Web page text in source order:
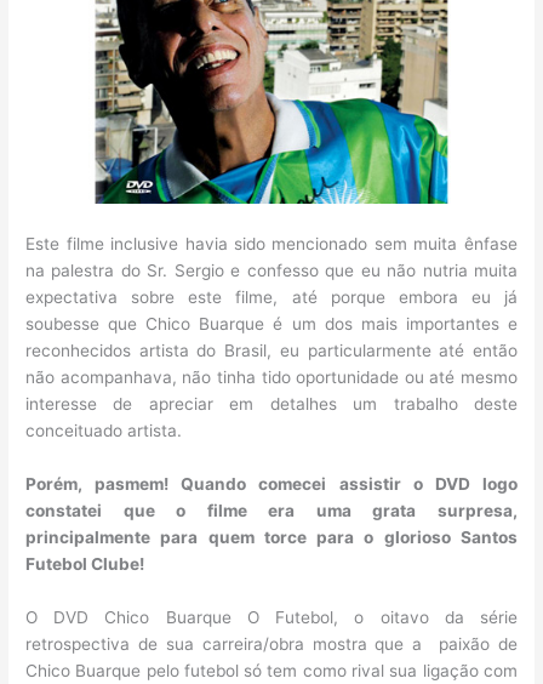
Este filme inclusive havia sido mencionado sem muita ênfase
na palestra do Sr. Sergio e confesso que eu não nutria muita
expectativa sobre este filme, até porque embora eu já
soubesse que Chico Buarque é um dos mais importantes e
reconhecidos artista do Brasil, eu particularmente até então
não acompanhava, não tinha tido oportunidade ou até mesmo
interesse de apreciar em detalhes um trabalho deste
conceituado artista.
Porém, pasmem! Quando comecei assistir o DVD logo
constatei que o filme era uma grata surpresa,
principalmente para quem torce para o glorioso Santos
Futebol Clube!
O DVD Chico Buarque O Futebol, o oitavo da série
retrospectiva de sua carreira/obra mostra que a paixão de
Chico Buarque pelo futebol só tem como rival sua ligação com